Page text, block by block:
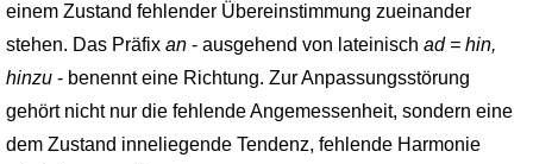
einem Zustand fehlender Übereinstimmung zueinander
stehen. Das Präfix an- ausgehend von lateinisch ad = hin,
hinzu- benennt eine Richtung. Zur Anpassungsstörung
gehört nicht nur die fehlende Angemessenheit, sondern eine
dem Zustand inneliegende Tendenz, fehlende Harmonie